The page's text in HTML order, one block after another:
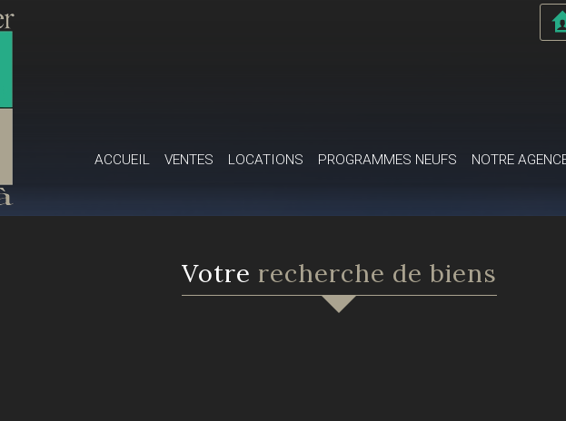
ACCUEIL VENTES LOCATIONS PROGRAMMES NEUFS NOTRE
votre recherche de biens